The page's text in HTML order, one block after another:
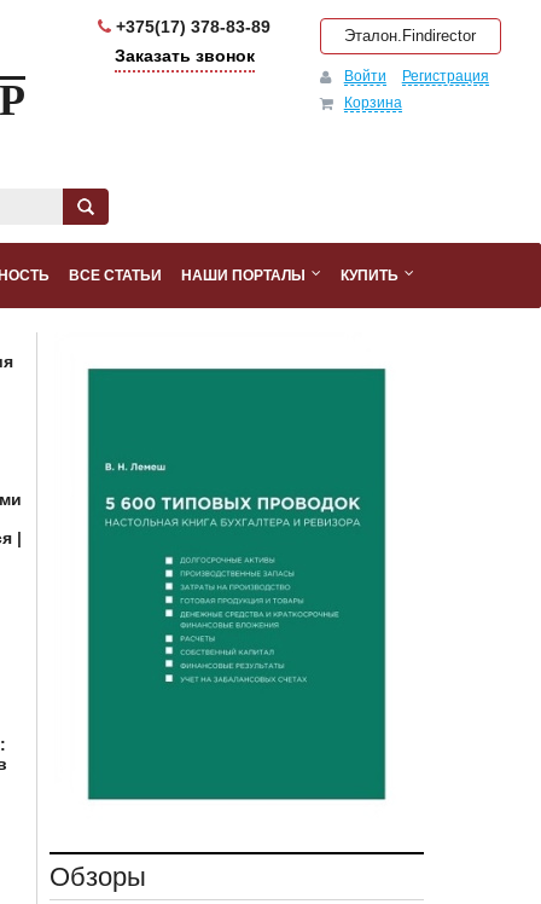
+375(17) 378-83-89
Заказать звонок
Эталон.Findirector
Войти
Регистрация
Корзина
ВСЕ СТАТЬИ НАШИ ПОРТАЛЫ КУПИТЬ
|
Обзоры